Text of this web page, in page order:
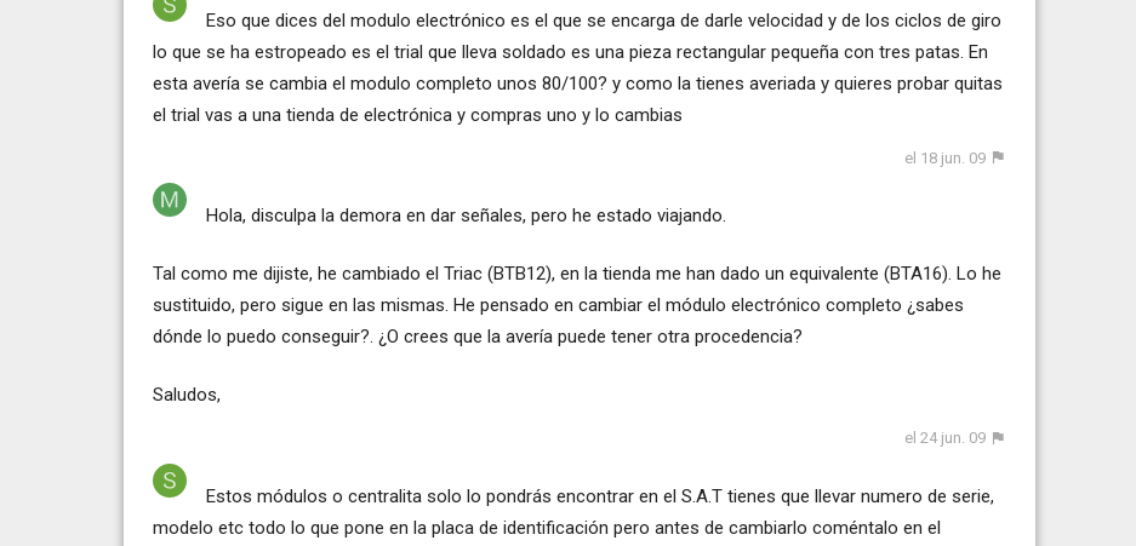
Eso que dices del modulo electrónico es el que se encarga de darle velocidad y de los ciclos de giro
lo que se ha estropeado es el trial que lleva soldado es una pieza rectangular pequeña con tres patas. En
esta avería se cambia el modulo completo unos 80/100? y como la tienes averiada y quieres probar quitas
el trial vas a una tienda de electrónica y compras uno y lo cambias
el 18 jun. 09
Hola, disculpa la demora en dar señales, pero he estado viajando.
Tal como me dijiste, he cambiado el Triac (BTB12), en la tienda me han dado un equivalente (BTA16). Lo he
sustituido, pero sigue en las mismas. He pensado en cambiar el módulo electrónico completo ¿sabes
dónde lo puedo conseguir?. ¿O crees que la avería puede tener otra procedencia?
Saludos,
el 24 jun. 09
Estos módulos o centralita solo lo pondrás encontrar en el S.A.T tienes que llevar numero de serie,
modelo etc todo lo que pone en la placa de identificación pero antes de cambiarlo coméntalo en el